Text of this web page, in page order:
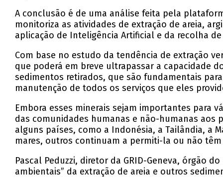
A conclusão é de uma análise feita pela
monitoriza as atividades de extração de areia,
aplicação de Inteligência Artificial e da recolha
Com base no estudo da tendência de extração
que poderá em breve ultrapassar a capacidade
sedimentos retirados, que são fundamentais
manutenção de todos os serviços que eles
Embora esses minerais sejam importantes para
das comunidades humanas e não-humanas
alguns países, como a Indonésia, a Tailândia, a
mares, outros continuam a permiti-la ou não
Pascal Peduzzi, diretor da GRID-Geneva, órgão
ambientais” da extração de areia e outros